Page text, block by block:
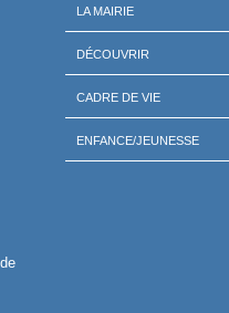
LA MAIRIE
DÉCOUVRIR
CADRE DE VIE
ENFANCE/JEUNESSE